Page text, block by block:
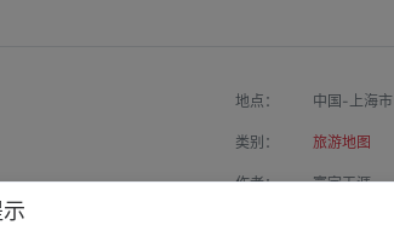
地点： 中国-上海市
类别： 旅游地图
作者： 寰宇天涯